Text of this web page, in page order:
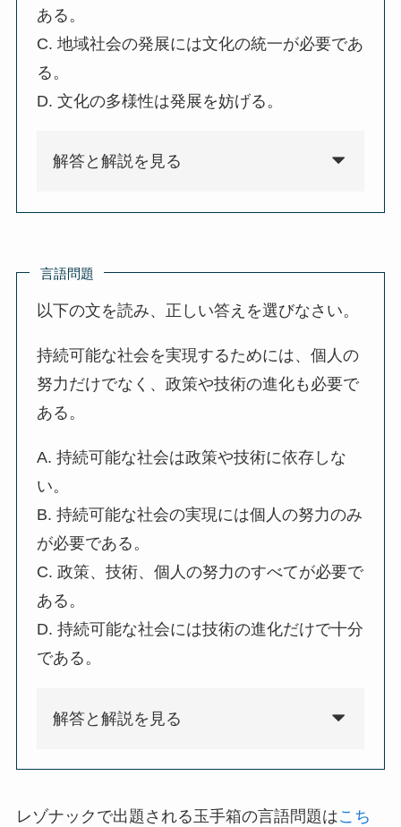
ある。
C. 地域社会の発展には文化の統一が必要であ
る。
D. 文化の多様性は発展を妨げる。
解答と解説を見る
言語問題
以下の文を読み、正しい答えを選びなさい。
持続可能な社会を実現するためには、個人の
努力だけでなく、政策や技術の進化も必要で
ある。
A. 持続可能な社会は政策や技術に依存しな
い。
B. 持続可能な社会の実現には個人の努力のみ
が必要である。
C. 政策、技術、個人の努力のすべてが必要で
ある。
D. 持続可能な社会には技術の進化だけで十分
である。
解答と解説を見る
レゾナックで出題される玉手箱の言語問題はこち